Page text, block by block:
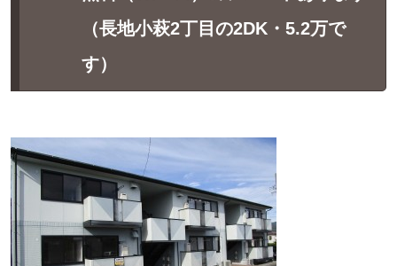
（長地小萩2丁目の2DK・5.2万で
す）